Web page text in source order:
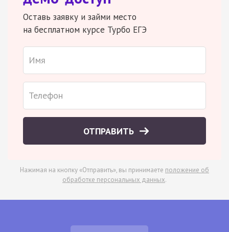
Оставь заявку и займи место
на бесплатном курсе Турбо ЕГЭ
ОТПРАВИТЬ
Нажимая на кнопку «Отправить», вы принимаете положение об
обработке персональных данных.